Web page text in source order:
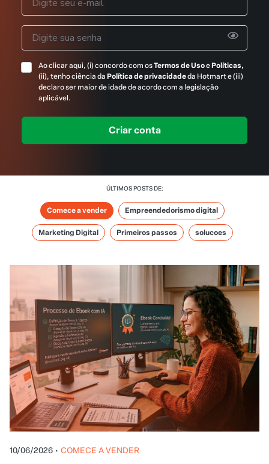
ÚLTIMOS POSTS DE:
Primeiros passos
10/06/2026•COMECE A VENDER
Criar e-book com IA: passo a passo
para planejar, escrever e vender
Criar um ebook do zero pode parecer trabalhoso,
mas com IA, o processo fica muito mais rápido e
usar inteligência artificial para estruturar,